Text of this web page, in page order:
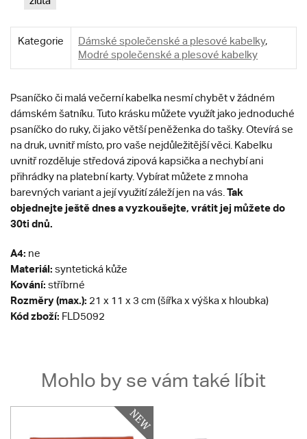
Kategorie Dámské společenské a plesové kabelky,
Modré společenské a plesové kabelky
Psaníčko či malá večerní kabelka nesmí chybět v žádném
dámském šatníku. Tuto krásku můžete využít jako jednoduché
psaníčko do ruky, či jako větší peněženka do tašky. Otevírá se
na druk, uvnitř místo, pro vaše nejdůležitější věci. Kabelku
uvnitř rozděluje středová zipová kapsička a nechybí ani
přihrádky na platební karty. Vybírat můžete z mnoha
barevných variant a její využití záleží jen na vás. Tak
objednejte ještě dnes a vyzkoušejte, vrátit jej můžete do
30ti dnů.
A4: ne
Materiál: syntetická kůže
Kování: stříbrné
Rozměry (max.): 21 x 11 x 3 cm (šířka x výška x hloubka)
Kód zboží: FLD5092
Mohlo by se vám také líbit